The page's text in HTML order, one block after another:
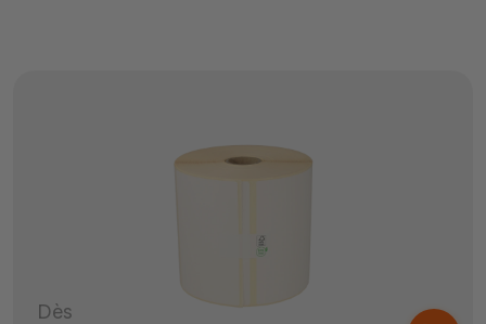
Dès